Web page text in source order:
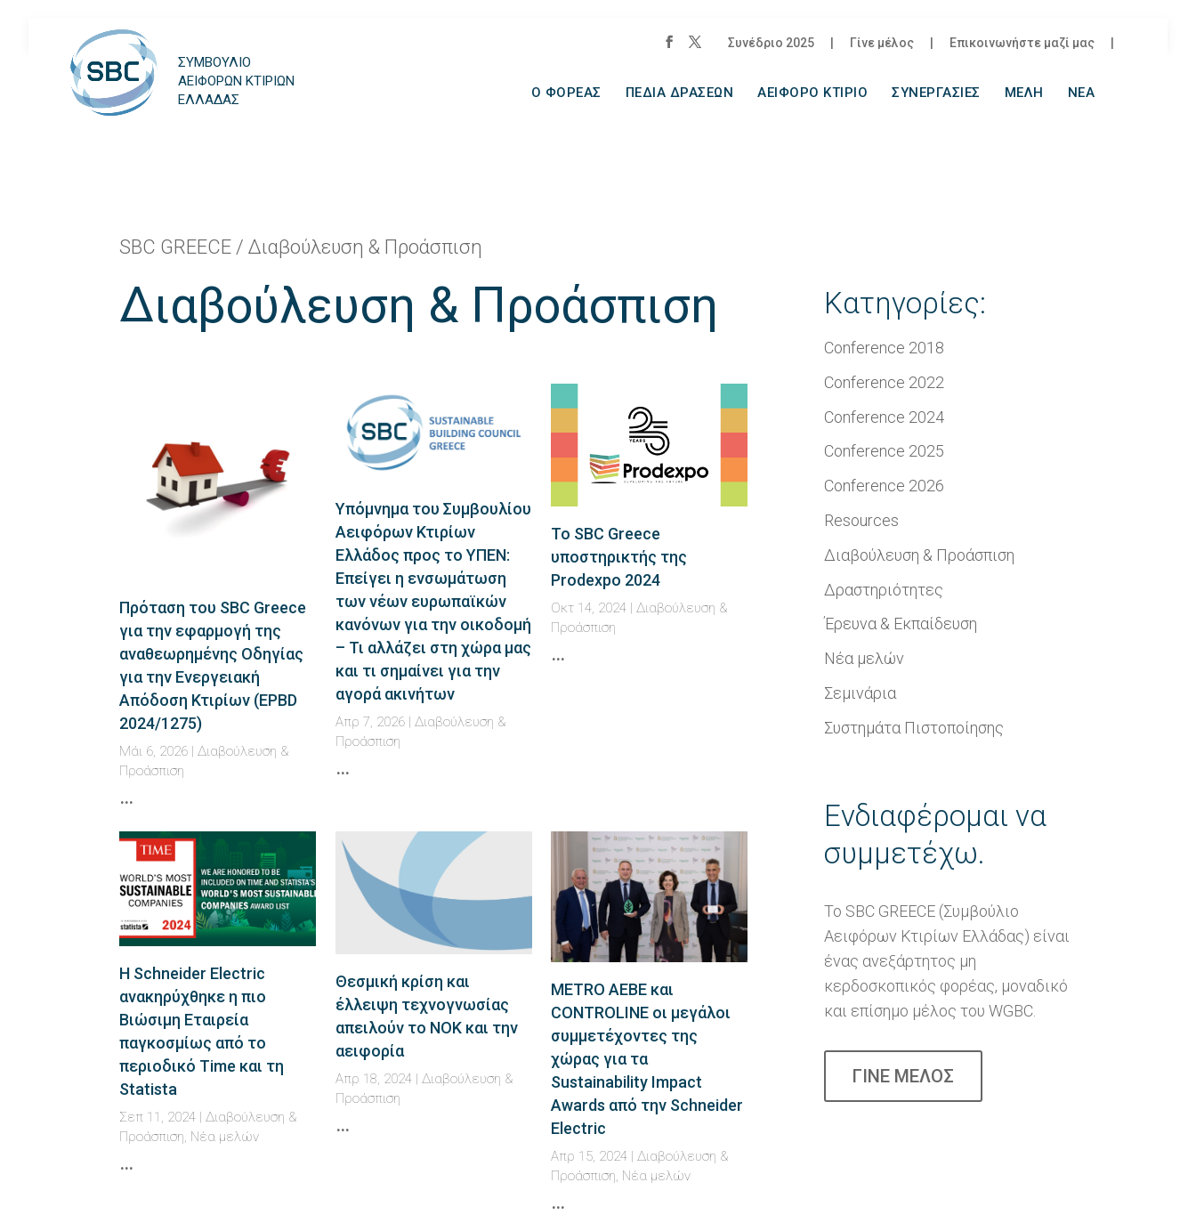
Συνέδριο 2025 | Γίνε μέλος | Επικοινωνήστε μαζί μας |
ΣΥΜΒΟΥΛΙΟ
ΑΕΙΦΟΡΩΝ ΚΤΙΡΙΩΝ
ΕΛΛΑΔΑΣ
Ο ΦΟΡΕΑΣ ΠΕΔΙΑ ΔΡΑΣΕΩΝ ΑΕΙΦΟΡΟ ΚΤΙΡΙΟ ΣΥΝΕΡΓΑΣΙΕΣ ΜΕΛΗ ΝΕΑ
Διαβούλευση & Προάσπιση
Πρόταση του SBC Greece
για την εφαρμογή της
αναθεωρημένης Οδηγίας
για την Ενεργειακή
Απόδοση Κτιρίων (EPBD
2024/1275)
Μάι 6, 2026 |Διαβούλευση &
Προάσπιση
…
Υπόμνημα του Συμβουλίου
Αειφόρων Κτιρίων
Ελλάδος προς το ΥΠΕΝ:
Επείγει η ενσωμάτωση
των νέων ευρωπαϊκών
κανόνων για την οικοδομή
– Τι αλλάζει στη χώρα μας
και τι σημαίνει για την
αγορά ακινήτων
Απρ 7, 2026| Διαβούλευση &
Προάσπιση
…
Το SBC Greece
υποστηρικτής της
Prodexpo 2024
Οκτ 14, 2024| Διαβούλευση &
Προάσπιση
…
Η Schneider Electric
ανακηρύχθηκε η πιο
Βιώσιμη Εταιρεία
παγκοσμίως από το
περιοδικό Time και τη
Statista
Σεπ 11, 2024 |Διαβούλευση &
Προάσπιση, Νέα μελών
…
Θεσμική κρίση και
έλλειψη τεχνογνωσίας
απειλούν το ΝΟΚ και την
αειφορία
Απρ 18, 2024| Διαβούλευση &
Προάσπιση
…
METRO AEBE και
CΟΝΤROLINE οι μεγάλοι
συμμετέχοντες της
χώρας για τα
Sustainability Impact
Awards από την Schneider
Electric
Απρ 15, 2024| Διαβούλευση &
Προάσπιση, Νέα μελών
…
SBC GREECE /Διαβούλευση & Προάσπιση
Κατηγορίες:
Conference 2018
Conference 2022
Conference 2024
Conference 2025
Conference 2026
Resources
Διαβούλευση & Προάσπιση
Δραστηριότητες
Έρευνα & Εκπαίδευση
Νέα μελών
Σεμινάρια
Συστημάτα Πιστοποίησης
Ενδιαφέρομαι να
συμμετέχω.
Το SBC GREECE (Συμβούλιο
Αειφόρων Κτιρίων Ελλάδας) είναι
ένας ανεξάρτητος μη
κερδοσκοπικός φορέας, μοναδικό
και επίσημο μέλος του WGBC.
ΓΙΝΕ ΜΕΛΟΣ